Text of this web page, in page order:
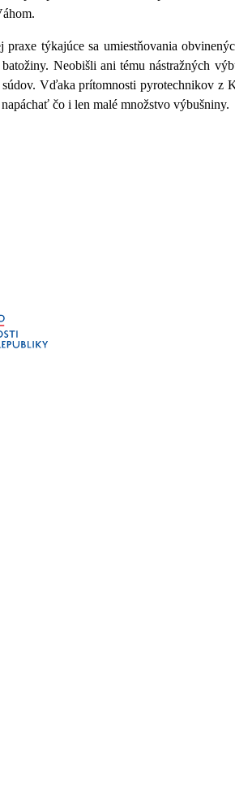
týkajúce sa umiestňovania
Neobišli ani tému nástražných
Vďaka prítomnosti pyrotechnikov
čo i len malé množstvo výbušniny.